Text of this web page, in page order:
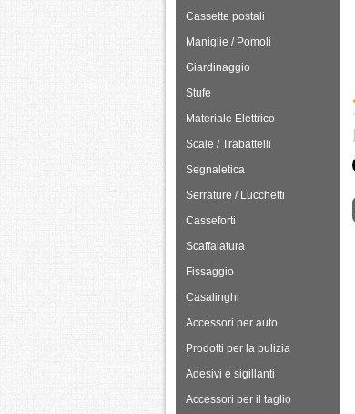
Cassette postali
Maniglie / Pomoli
Giardinaggio
Stufe
Materiale Elettrico
Scale / Trabattelli
Segnaletica
Serrature / Lucchetti
Casseforti
Scaffalatura
Fissaggio
Casalinghi
Accessori per auto
Prodotti per la pulizia
Adesivi e sigillanti
Accessori per il taglio